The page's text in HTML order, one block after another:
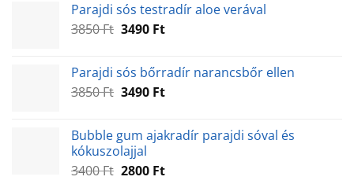
was:
3850 Ft.
is:
3490 Ft.
Parajdi sós testradír aloe verával
3850Ft Original
3850 Ft.
3490 FtCurrent
3490 Ft.
Parajdi sós bőrradír narancsbőr ellen
3850Ft Original
3850 Ft.
3490 FtCurrent
3490 Ft.
Bubble gum ajakradír parajdi sóval és
kókuszolajjal
3400Ft Original
2800 FtCurrent